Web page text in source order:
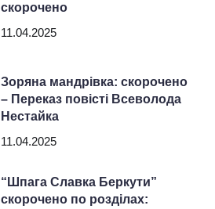
скорочено
11.04.2025
Зоряна мандрівка: скорочено
– Переказ повісті Всеволода
Нестайка
11.04.2025
“Шпага Славка Беркути”
скорочено по розділах: